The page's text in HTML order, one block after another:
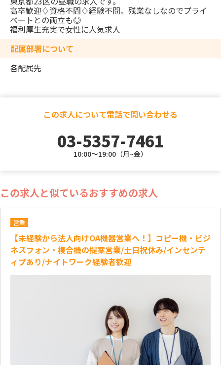
高卒歓迎♢資格不問♢経験不問。残業なしなのでプライ
ベートとの両立も◎
福利厚生充実で女性に人気求人
配属部署について
各配属先
この求人について電話で問い合わせる
03-5357-7461
10:00～19:00（月~金）
この求人と似ているおすすめの求人
営業
【未経験から法人向けOA機器営業へ！】コピー機・ビジ
ネスフォン・複合機の提案営業/土日祝休み/インセンテ
ィブあり/ナイトワーク経験者歓迎